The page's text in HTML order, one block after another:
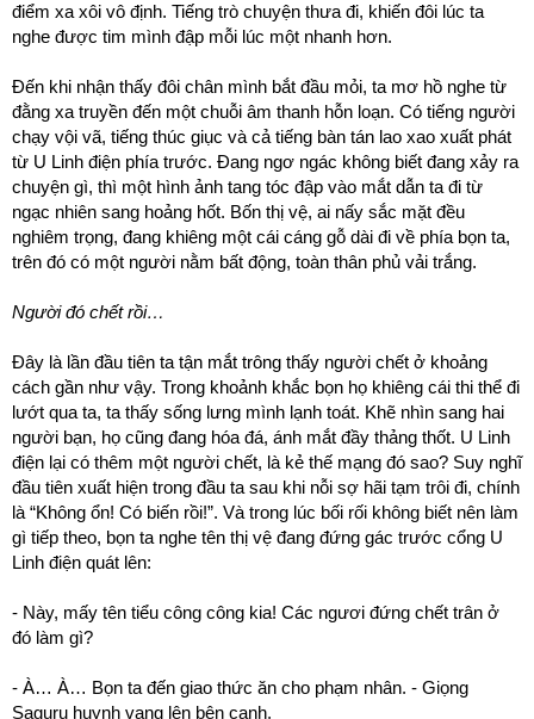
điểm xa xôi vô định. Tiếng trò chuyện thưa đi, khiến đôi lúc ta
nghe được tim mình đập mỗi lúc một nhanh hơn.
Đến khi nhận thấy đôi chân mình bắt đầu mỏi, ta mơ hồ nghe từ
đằng xa truyền đến một chuỗi âm thanh hỗn loạn. Có tiếng người
chạy vội vã, tiếng thúc giục và cả tiếng bàn tán lao xao xuất phát
từ U Linh điện phía trước. Đang ngơ ngác không biết đang xảy ra
chuyện gì, thì một hình ảnh tang tóc đập vào mắt dẫn ta đi từ
ngạc nhiên sang hoảng hốt. Bốn thị vệ, ai nấy sắc mặt đều
nghiêm trọng, đang khiêng một cái cáng gỗ dài đi về phía bọn ta,
trên đó có một người nằm bất động, toàn thân phủ vải trắng.
Người đó chết rồi…
Đây là lần đầu tiên ta tận mắt trông thấy người chết ở khoảng
cách gần như vậy. Trong khoảnh khắc bọn họ khiêng cái thi thể đi
lướt qua ta, ta thấy sống lưng mình lạnh toát. Khẽ nhìn sang hai
người bạn, họ cũng đang hóa đá, ánh mắt đầy thảng thốt. U Linh
điện lại có thêm một người chết, là kẻ thế mạng đó sao? Suy nghĩ
đầu tiên xuất hiện trong đầu ta sau khi nỗi sợ hãi tạm trôi đi, chính
là “Không ổn! Có biến rồi!”. Và trong lúc bối rối không biết nên làm
gì tiếp theo, bọn ta nghe tên thị vệ đang đứng gác trước cổng U
Linh điện quát lên:
- Này, mấy tên tiểu công công kia! Các ngươi đứng chết trân ở
đó làm gì?
- À… À… Bọn ta đến giao thức ăn cho phạm nhân. - Giọng
Saguru huynh vang lên bên cạnh.